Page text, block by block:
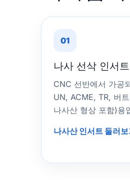
01
나사 선삭 인서트
CNC 선반에서 가공
UN, ACME, TR, 버
나사산 형상 포함)용
나사산 인서트 둘러보